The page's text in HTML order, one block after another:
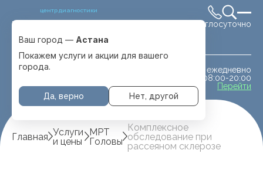
центр диагностики
Выбрать город
с. Отеген батыра
Круглосуточно
ежедневно
08:00-20:00
Перейти
Ваш город — Астана
Покажем услуги и акции для вашего
города.
Да, верно Нет, другой
Главная Услуги
и цены
МРТ
Головы
Комплексное
обследование при
рассеяном склерозе